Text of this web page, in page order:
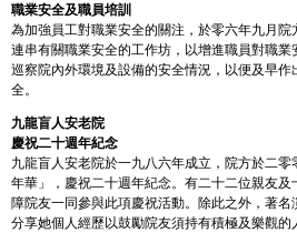
職業安全及職員培訓
為加強員工對職業安全的關注，於零六年九月
連串有關職業安全的工作坊，以增進職員對職
巡察院內外環境及設備的安全情況，以便及早
全。
九龍盲人安老院
慶祝二十週年紀念
九龍盲人安老院於一九八六年成立，院方於二
年華」，慶祝二十週年紀念。有二十二位親友
障院友一同參與此項慶祝活動。除此之外，著
分享她個人經歷以鼓勵院友須持有積極及樂觀